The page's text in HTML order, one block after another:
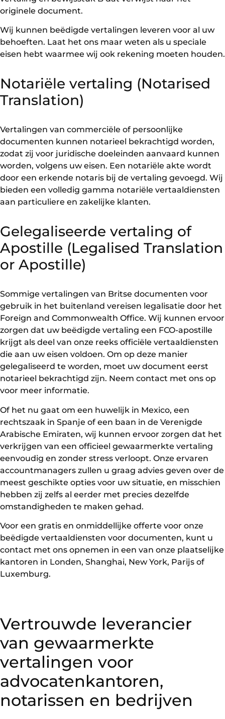
originele document.
Wij kunnen beëdigde vertalingen leveren voor al uw
behoeften. Laat het ons maar weten als u speciale
eisen hebt waarmee wij ook rekening moeten houden.
Notariële vertaling (Notarised
Translation)
Vertalingen van commerciële of persoonlijke
documenten kunnen notarieel bekrachtigd worden,
zodat zij voor juridische doeleinden aanvaard kunnen
worden, volgens uw eisen. Een notariële akte wordt
door een erkende notaris bij de vertaling gevoegd. Wij
bieden een volledig gamma notariële vertaaldiensten
aan particuliere en zakelijke klanten.
Gelegaliseerde vertaling of
Apostille (Legalised Translation
or Apostille)
Sommige vertalingen van Britse documenten voor
gebruik in het buitenland vereisen legalisatie door het
Foreign and Commonwealth Office. Wij kunnen ervoor
zorgen dat uw beëdigde vertaling een FCO-apostille
krijgt als deel van onze reeks officiële vertaaldiensten
die aan uw eisen voldoen. Om op deze manier
gelegaliseerd te worden, moet uw document eerst
notarieel bekrachtigd zijn. Neem contact met ons op
voor meer informatie.
Of het nu gaat om een huwelijk in Mexico, een
rechtszaak in Spanje of een baan in de Verenigde
Arabische Emiraten, wij kunnen ervoor zorgen dat het
verkrijgen van een officieel gewaarmerkte vertaling
eenvoudig en zonder stress verloopt. Onze ervaren
accountmanagers zullen u graag advies geven over de
meest geschikte opties voor uw situatie, en misschien
hebben zij zelfs al eerder met precies dezelfde
omstandigheden te maken gehad.
Voor een gratis en onmiddellijke offerte voor onze
beëdigde vertaaldiensten voor documenten, kunt u
contact met ons opnemen in een van onze plaatselijke
kantoren in Londen, Shanghai, New York, Parijs of
Luxemburg.
Vertrouwde leverancier
van gewaarmerkte
vertalingen voor
advocatenkantoren,
notarissen en bedrijven